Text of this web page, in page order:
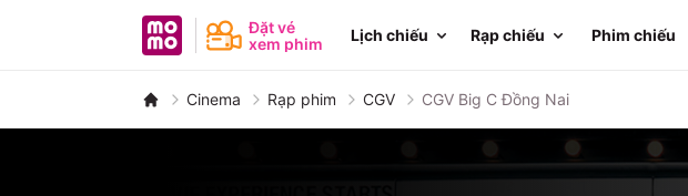
MoMo - Ứng dụng tài chính
Đặt vé
xem phim
Lịch chiếu Rạp chiếu Phim chiếu
Cinema Rạp phim CGV CGV Big C Đồng Nai